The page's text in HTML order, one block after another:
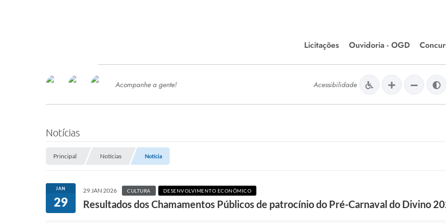
Licitações
Editais de Licitações
Chamamentos Públicos
Ouvidoria - OGD
SERVIÇOS
SEMED
Processo de Contratação -
Concursos e Processos Seletivos
Esporte
Meio Ambiente
Acompanhe a gente! Acessibilidade
Notícias
Principal Notícias Notícia
JAN
29
29 JAN 2026 CULTURA DESENVOLVIMENTO ECONÔMICO
Resultados dos Chamamentos Públicos de patrocínio do Pré-Carnaval do Divino